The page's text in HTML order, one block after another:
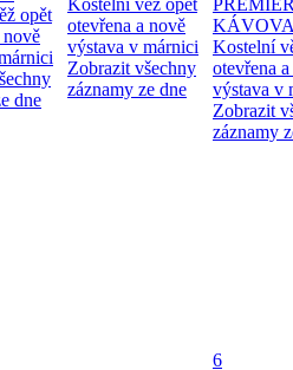
opět
nově
dne
otevřena a nově
výstava v márnici
Zobrazit všechny
záznamy ze dne
Kostelní
otevřena
výstava v
Zobrazit
záznamy
6